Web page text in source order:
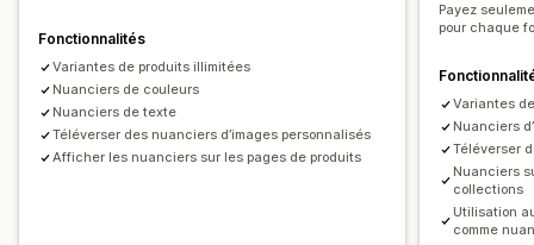
Fonctionnalités
Variantes de produits illimitées
Nuanciers de couleurs
Nuanciers de texte
Téléverser des nuanciers d’images personnalisés
Afficher les nuanciers sur les pages de produits
Payez
pour chaque
Variantes
Nuanciers
Téléverser
Nuanciers
collections
Utilisation
comme